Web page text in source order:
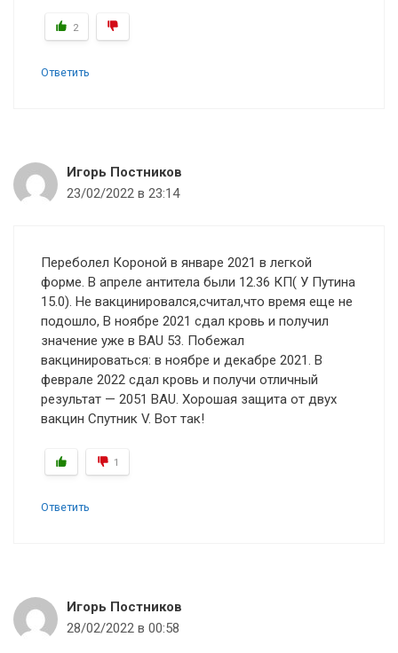
2
Ответить
Игорь Постников
23/02/2022 в 23:14
Переболел Короной в январе 2021 в легкой
форме. В апреле антитела были 12.36 КП( У Путина
15.0). Не вакцинировался,считал,что время еще не
подошло, В ноябре 2021 сдал кровь и получил
значение уже в BAU 53. Побежал
вакцинироваться: в ноябре и декабре 2021. В
феврале 2022 сдал кровь и получи отличный
результат — 2051 BAU. Хорошая защита от двух
вакцин Спутник V. Вот так!
1
Ответить
Игорь Постников
28/02/2022 в 00:58